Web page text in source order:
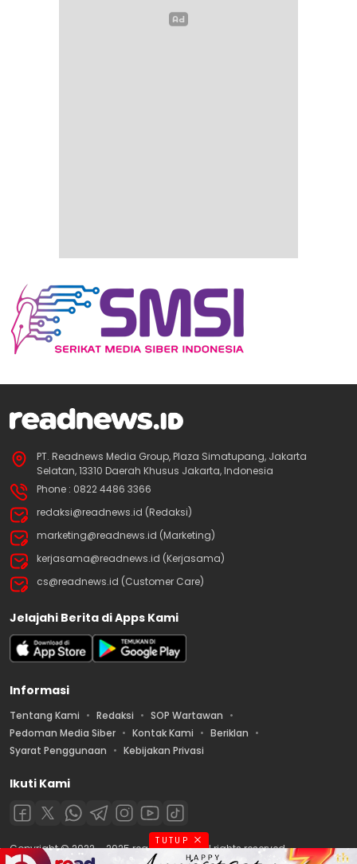
PT. Readnews Media Group, Plaza Simatupang, Jakarta
Selatan, 13310 Daerah Khusus Jakarta, Indonesia
Phone : 0822 4486 3366
redaksi@readnews.id (Redaksi)
marketing@readnews.id (Marketing)
kerjasama@readnews.id (Kerjasama)
cs@readnews.id (Customer Care)
Jelajahi Berita di Apps Kami
Informasi
Tentang Kami Redaksi
SOP Wartawan
Pedoman Media Siber
Kontak Kami
Beriklan
Syarat Penggunaan
Kebijakan Privasi
Ikuti Kami
Copyright © 2022 – 2025 readnews.id | All rights reserved.
TUTUP